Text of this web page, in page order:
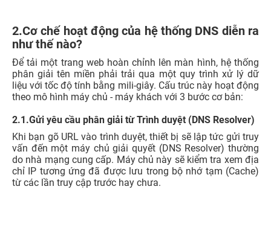
2.Cơ chế hoạt động của hệ thống DNS diễn ra
như thế nào?
Để tải một trang web hoàn chỉnh lên màn hình, hệ thống
phân giải tên miền phải trải qua một quy trình xử lý dữ
liệu với tốc độ tính bằng mili-giây. Cấu trúc này hoạt động
theo mô hình máy chủ - máy khách với 3 bước cơ bản:
2.1.Gửi yêu cầu phân giải từ Trình duyệt (DNS Resolver)
Khi bạn gõ URL vào trình duyệt, thiết bị sẽ lập tức gửi truy
vấn đến một máy chủ giải quyết (DNS Resolver) thường
do nhà mạng cung cấp. Máy chủ này sẽ kiểm tra xem địa
chỉ IP tương ứng đã được lưu trong bộ nhớ tạm (Cache)
từ các lần truy cập trước hay chưa.